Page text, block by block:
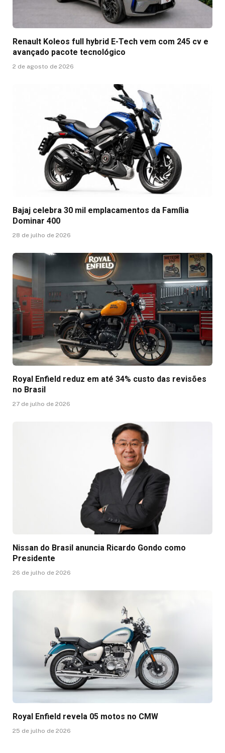
Renault Koleos full hybrid E-Tech vem com 245 cv e
avançado pacote tecnológico
2 de agosto de 2026
Bajaj celebra 30 mil emplacamentos da Família
Dominar 400
28 de julho de 2026
Royal Enfield reduz em até 34% custo das revisões
no Brasil
27 de julho de 2026
Nissan do Brasil anuncia Ricardo Gondo como
Presidente
26 de julho de 2026
Royal Enfield revela 05 motos no CMW
25 de julho de 2026